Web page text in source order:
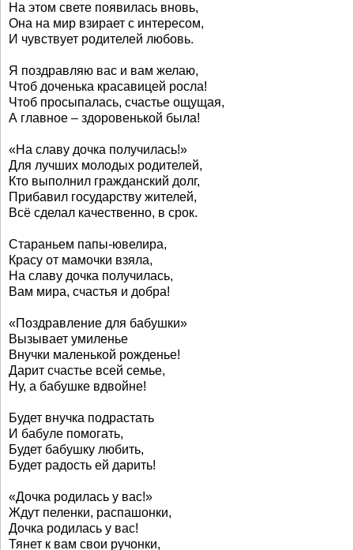
На этом свете появилась вновь,
Она на мир взирает с интересом,
И чувствует родителей любовь.
Я поздравляю вас и вам желаю,
Чтоб доченька красавицей росла!
Чтоб просыпалась, счастье ощущая,
А главное – здоровенькой была!
«На славу дочка получилась!»
Для лучших молодых родителей,
Кто выполнил гражданский долг,
Прибавил государству жителей,
Всё сделал качественно, в срок.
Стараньем папы-ювелира,
Красу от мамочки взяла,
На славу дочка получилась,
Вам мира, счастья и добра!
«Поздравление для бабушки»
Вызывает умиленье
Внучки маленькой рожденье!
Дарит счастье всей семье,
Ну, а бабушке вдвойне!
Будет внучка подрастать
И бабуле помогать,
Будет бабушку любить,
Будет радость ей дарить!
«Дочка родилась у вас!»
Ждут пеленки, распашонки,
Дочка родилась у вас!
Тянет к вам свои ручонки,